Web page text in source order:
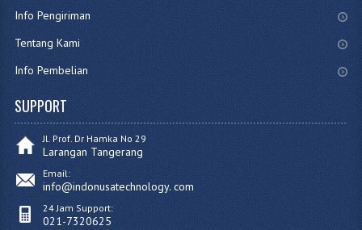
Info Pengiriman
Tentang Kami
Info Pembelian
SUPPORT
Jl. Prof. Dr Hamka No 29
Larangan Tangerang
Email:
info@indonusatechnology. com
24 Jam Support:
021-7320625